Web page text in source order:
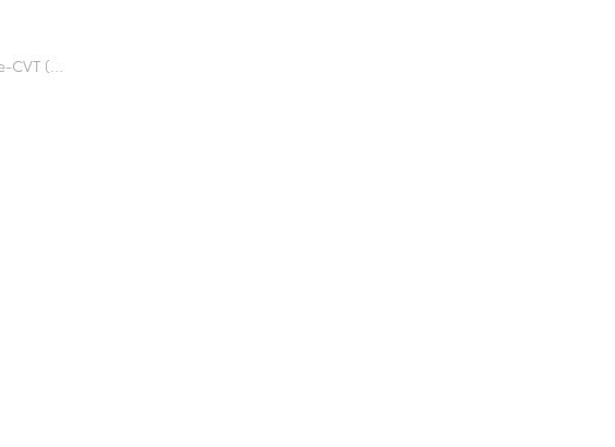
Luxury Limited 2.5 Hybrid Dynamic Force e-CVT (Priekšējā piedziņa) (131 kW)